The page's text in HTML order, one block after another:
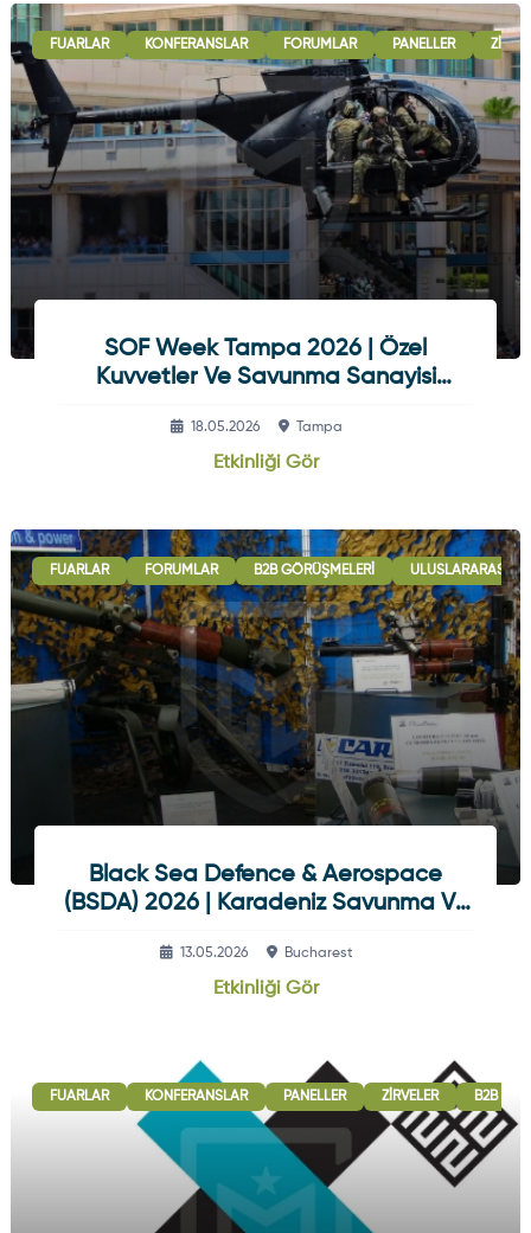
FUARLAR KONFERANSLAR FORUMLAR PANELLER
SOF Week Tampa 2026 | Özel
Kuvvetler Ve Savunma Sanayisi
18.05.2026 Tampa
Etkinliği Gör
FUARLAR FORUMLAR B2B GÖRÜŞMELERI ULUSLARARASI
Black Sea Defence & Aerospace
(BSDA) 2026 | Karadeniz Savunma Ve
13.05.2026 Bucharest
Etkinliği Gör
FUARLAR KONFERANSLAR PANELLER ZIRVELER B2B